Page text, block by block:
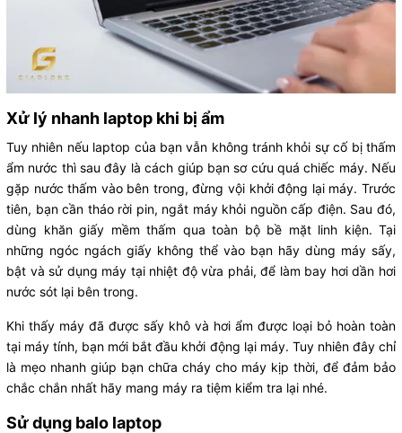
Xử lý nhanh laptop khi bị ẩm
Tuy nhiên nếu laptop của bạn vẫn không tránh khỏi sự cố bị thấm
ẩm nước thì sau đây là cách giúp bạn sơ cứu quá chiếc máy. Nếu
gặp nước thấm vào bên trong, đừng vội khởi động lại máy. Trước
tiên, bạn cần tháo rời pin, ngắt máy khỏi nguồn cấp điện. Sau đó,
dùng khăn giấy mềm thấm qua toàn bộ bề mặt linh kiện. Tại
những ngóc ngách giấy không thể vào bạn hãy dùng máy sấy,
bật và sử dụng máy tại nhiệt độ vừa phải, để làm bay hơi dần hơi
nước sót lại bên trong.
Khi thấy máy đã được sấy khô và hơi ẩm được loại bỏ hoàn toàn
tại máy tính, bạn mới bắt đầu khởi động lại máy. Tuy nhiên đây chỉ
là mẹo nhanh giúp bạn chữa cháy cho máy kịp thời, để đảm bảo
chắc chắn nhất hãy mang máy ra tiệm kiểm tra lại nhé.
Sử dụng balo laptop